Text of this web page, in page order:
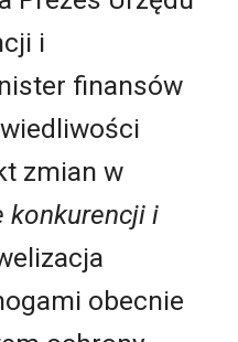
i
finansów
zmian w
konkurencji i
obecnie